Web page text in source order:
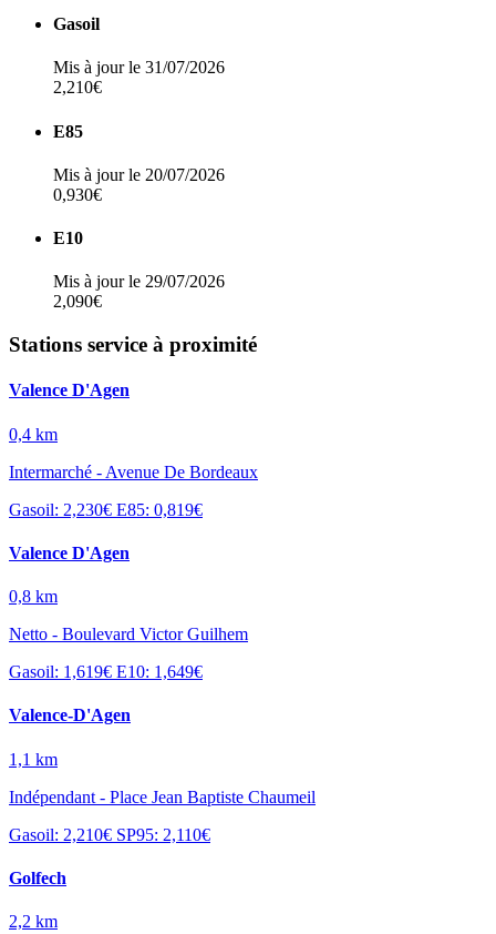
Gasoil
Mis à jour le 31/07/2026
2,210€
E85
Mis à jour le 20/07/2026
0,930€
E10
Mis à jour le 29/07/2026
2,090€
Stations service à proximité
Valence D'Agen
0,4 km
Intermarché - Avenue De Bordeaux
Gasoil: 2,230€ E85: 0,819€
Valence D'Agen
0,8 km
Netto - Boulevard Victor Guilhem
Gasoil: 1,619€ E10: 1,649€
Valence-D'Agen
1,1 km
Indépendant - Place Jean Baptiste Chaumeil
Gasoil: 2,210€ SP95: 2,110€
Golfech
2,2 km